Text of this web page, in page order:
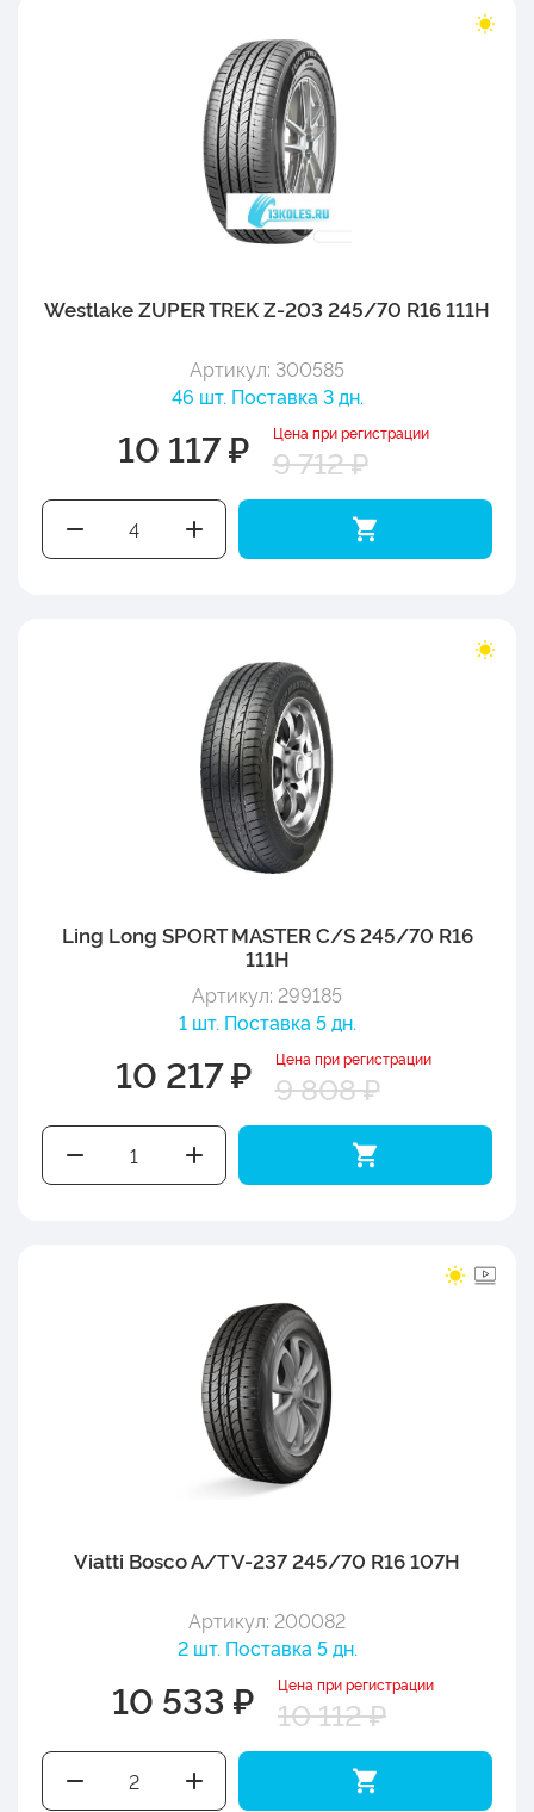
Westlake ZUPER TREK Z-203 245/70 R16 111H
Артикул: 300585
46 шт. Поставка 3 дн.
10 117 ₽ Цена при регистрации
9 712 ₽
Ling Long SPORT MASTER C/S 245/70 R16
111H
Артикул: 299185
1 шт. Поставка 5 дн.
10 217 ₽ Цена при регистрации
9 808 ₽
Viatti Bosco A/T V-237 245/70 R16 107H
Артикул: 200082
2 шт. Поставка 5 дн.
10 533 ₽ Цена при регистрации
10 112 ₽